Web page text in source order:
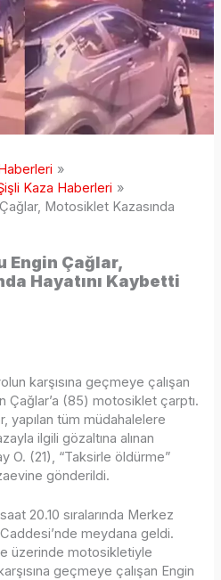
Kaza Haberleri
Motosiklet Kazasında
Engin Çağlar,
Hayatını Kaybetti
karşısına geçmeye çalışan
Çağlar’a (85) motosiklet çarptı.
yapılan tüm müdahalelere
ilgili gözaltına alınan
O. (21), “Taksirle öldürme”
gönderildi.
20.10 sıralarında Merkez
meydana geldi.
üzerinde motosikletiyle
geçmeye çalışan Engin